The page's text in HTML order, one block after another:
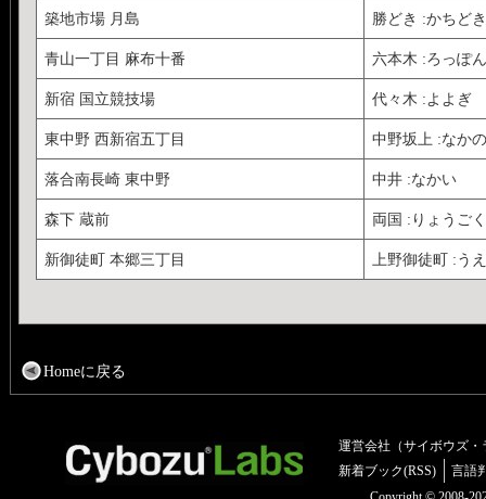
築地市場 月島 勝どき :かちどき
青山一丁目 麻布十番 六本木 :ろっぽ
新宿 国立競技場 代々木 :よよぎ
東中野 西新宿五丁目 中野坂上 :なか
落合南長崎 東中野 中井 :なかい
森下 蔵前 両国 :りょうごく
新御徒町 本郷三丁目 上野御徒町 :う
Homeに戻る
運営会社（サイボウズ・
新着ブック(RSS)
言語